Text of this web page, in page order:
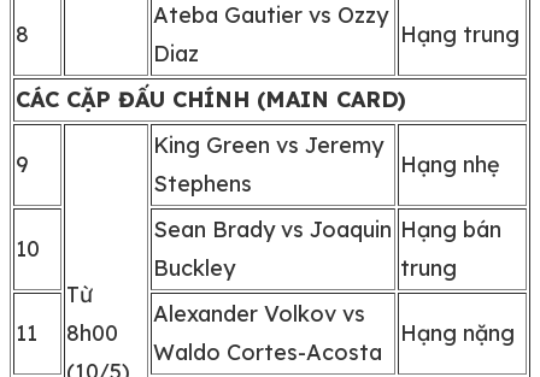
8
Ateba Gautier vs Ozzy
Diaz
Hạng trung
CÁC CẶP ĐẤU CHÍNH (MAIN CARD)
9
Từ
8h00
King Green vs Jeremy
Stephens
Hạng nhẹ
10
Sean Brady vs Joaquin
Buckley
Hạng bán
trung
11
Alexander Volkov vs
Waldo Cortes-Acosta
Hạng nặng